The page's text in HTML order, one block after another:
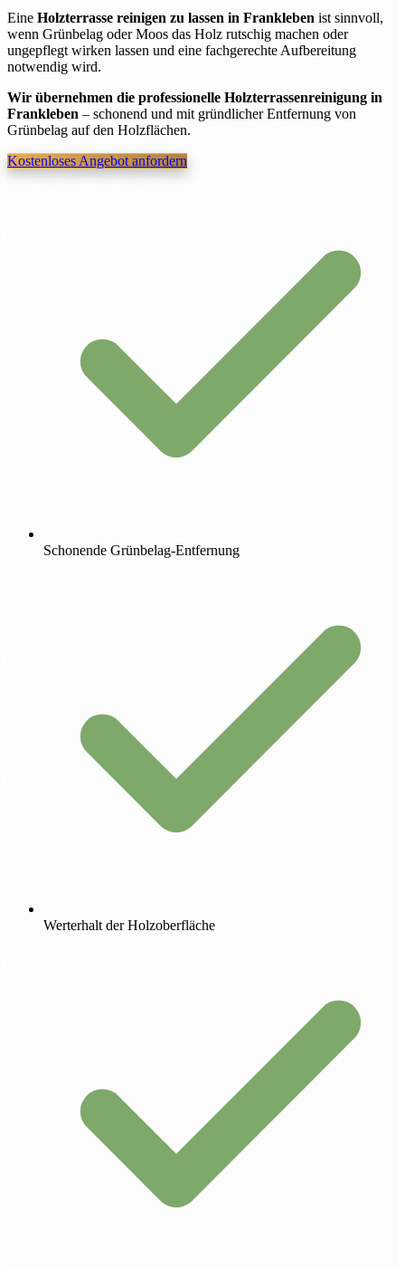
Eine Holzterrasse reinigen zu lassen in Frankleben ist sinnvoll,
wenn Grünbelag oder Moos das Holz rutschig machen oder
ungepflegt wirken lassen und eine fachgerechte Aufbereitung
notwendig wird.
Wir übernehmen die professionelle Holzterrassenreinigung in
Frankleben – schonend und mit gründlicher Entfernung von
Grünbelag auf den Holzflächen.
Kostenloses Angebot anfordern
Schonende Grünbelag-Entfernung
Werterhalt der Holzoberfläche